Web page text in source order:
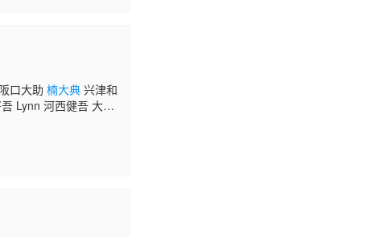
口大助楠大典 兴津和
Lynn 河西健吾 大原
村健次 千叶进步 岛
朝井彩加 小野友